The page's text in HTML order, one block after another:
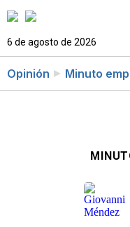
6 de agosto de 2026
Opinión Minuto